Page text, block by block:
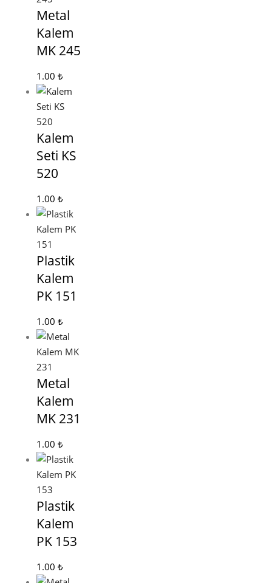
Metal
Kalem
MK 245
1.00 ₺
Kalem
Seti KS
520
1.00 ₺
Plastik
Kalem
PK 151
1.00 ₺
Metal
Kalem
MK 231
1.00 ₺
Plastik
Kalem
PK 153
1.00 ₺